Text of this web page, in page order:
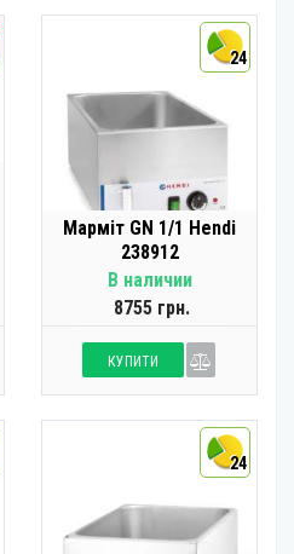
24
Марміт GN 1/1 Hendi
238912
В наличии
8755 грн.
КУПИТИ
24